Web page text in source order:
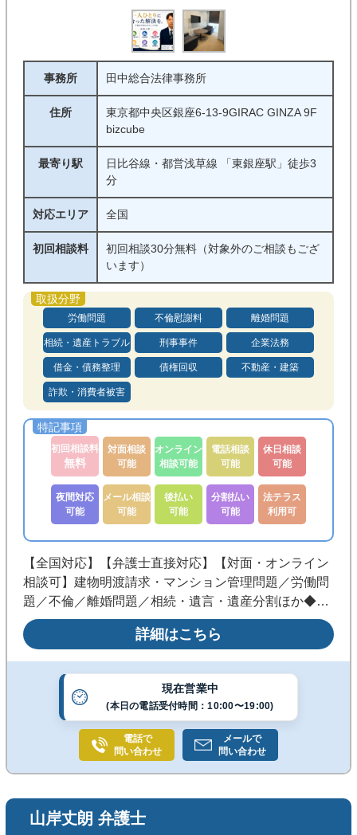
借金・債務整理
不動産・建築
医療・介護問題
完全成功報酬制 対面相談可能
休日相談可能 夜間対応可能
メール相談可能 後払い可能
分割払い可能
事務所 田中総合法律事務所
住所
東京都中央区銀座6-13-9GIRAC GINZA 9F
bizcube
最寄り駅
日比谷線・都営浅草線 「東銀座駅」徒歩3
分
対応エリア 全国
初回相談料
初回相談30分無料（対象外のご相談もござ
います）
労働問題 不倫慰謝料 離婚問題
相続・遺産トラブル 刑事事件 企業法務
借金・債務整理 債権回収 不動産・建築
詐欺・消費者被害
初回相談料
無料
対面相談
可能
オンライン
相談可能
電話相談
可能
休日相談
可能
夜間対応
可能
メール相談
可能
後払い
可能
分割払い
可能
法テラス
利用可
【全国対応】【弁護士直接対応】【対面・オンライン
相談可】建物明渡請求・マンション管理問題／労働問
題／不倫／離婚問題／相続・遺言・遺産分割ほか◆マ
ンション管理士等の不動産資格を活かし、一人ひとり
の事情に合った解決を目指します。まずはお悩みをお
聞かせください。
詳細はこちら
現在営業中
(本日の電話受付時間：10:00〜19:00)
電話で
問い合わせ
メールで
問い合わせ
山岸丈朗 弁護士